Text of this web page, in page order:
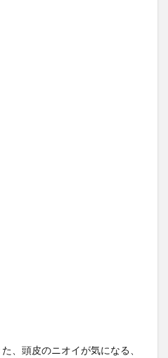
、頭皮のニオイが気になる、